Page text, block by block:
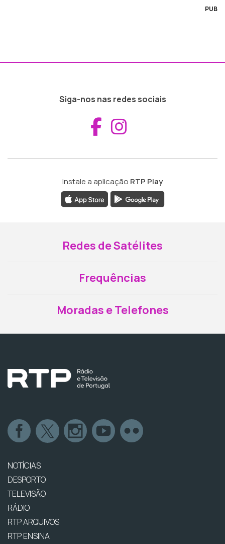
PUB
Siga-nos nas redes sociais
Aceder ao
Instale a aplicação RTP Play
Redes de Satélites
Frequências
Moradas e Telefones
NOTÍCIAS
DESPORTO
TELEVISÃO
RÁDIO
RTP ARQUIVOS
RTP ENSINA